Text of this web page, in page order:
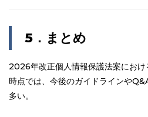
5 ．まとめ
2026年改正個人情報保護法案におけ
時点では、今後のガイドラインや
多い。